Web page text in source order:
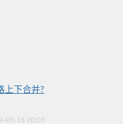
上下合并?
05-16 20:05